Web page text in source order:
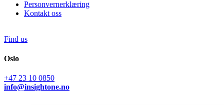
Personvernerklæring
Kontakt oss
Find us
Oslo
+47 23 10 0850
info@insightone.no